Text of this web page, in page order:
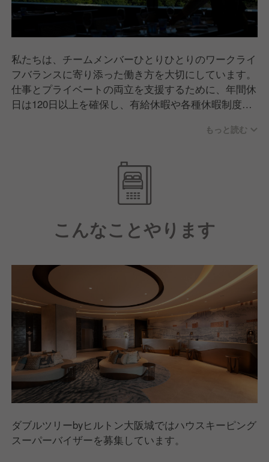
私たちは、チームメンバーひとりひとりのワークライ
フバランスに寄り添った働き方を大切にしています。
仕事とプライベートの両立を支援するために、年間休
日は120日以上を確保し、有給休暇や各種休暇制度も
のライフスタイルに合わせて柔軟に働ける体制を整え
私たちと一緒に、新しい一歩を踏み出してみません
もっと読む
こんなことやります
ダブルツリーbyヒルトン大阪城ではハウスキーピング
スーパーバイザーを募集しています。